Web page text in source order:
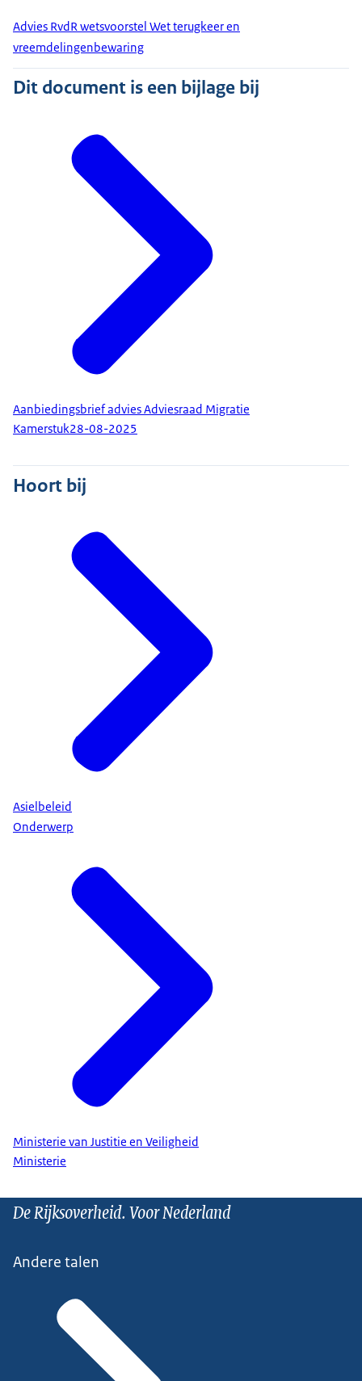
Advies RvdR wetsvoorstel Wet terugkeer en
vreemdelingenbewaring
Dit document is een bijlage bij
Aanbiedingsbrief advies Adviesraad Migratie
Kamerstuk28-08-2025
Hoort bij
Asielbeleid
Onderwerp
Ministerie van Justitie en Veiligheid
Ministerie
De Rijksoverheid. Voor Nederland
Andere talen